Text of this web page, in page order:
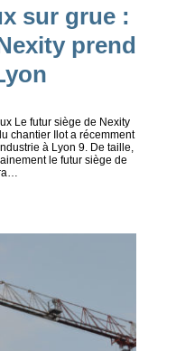
sur grue :
prend
Le futur siège de Nexity
chantier Ilot a récemment
à Lyon 9. De taille,
le futur siège de